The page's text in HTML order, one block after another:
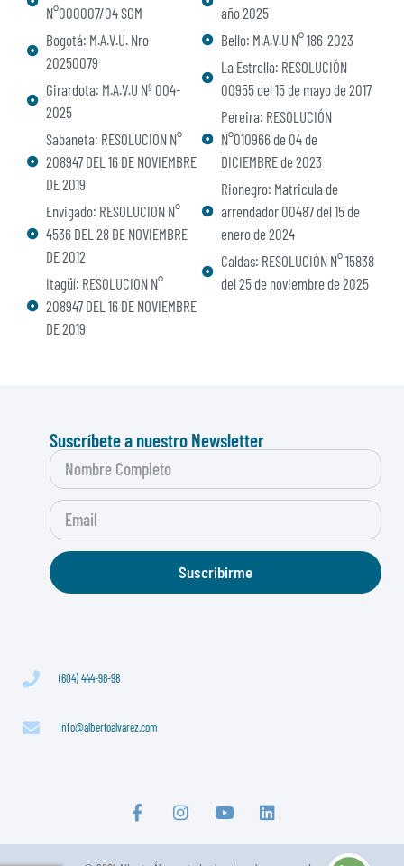
N°000007/04 SGM
Bogotá: M.A.V.U. Nro
20250079
Girardota: M.A.V.U Nº 004-
2025
Sabaneta: RESOLUCION N°
208947 DEL 16 DE NOVIEMBRE
DE 2019
Envigado: RESOLUCION N°
4536 DEL 28 DE NOVIEMBRE
DE 2012
Itagüí: RESOLUCION N°
208947 DEL 16 DE NOVIEMBRE
DE 2019
año 2025
Bello: M.A.V.U N° 186-2023
La Estrella: RESOLUCIÓN
00955 del 15 de mayo de 2017
Pereira: RESOLUCIÓN
N°010966 de 04 de
DICIEMBRE de 2023
Rionegro: Matricula de
arrendador 00487 del 15 de
enero de 2024
Caldas: RESOLUCIÓN N° 15838
del 25 de noviembre de 2025
Suscríbete a nuestro Newsletter
Suscribirme
(604) 444-98-98
Info@albertoalvarez.com